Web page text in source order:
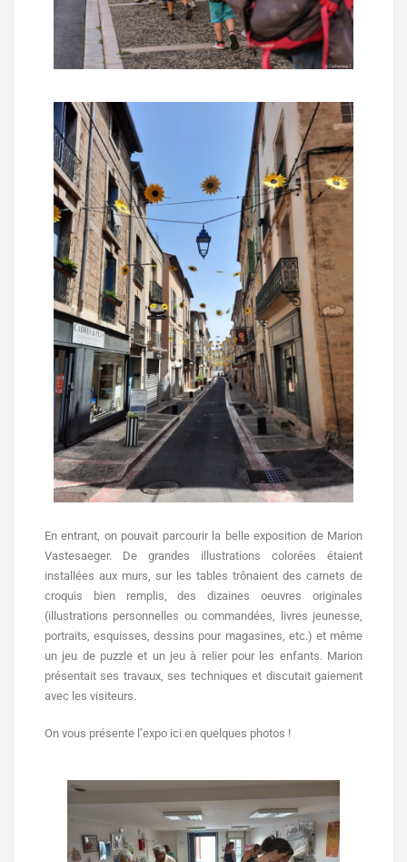
En entrant, on pouvait parcourir la belle exposition de Marion
Vastesaeger. De grandes illustrations colorées étaient
installées aux murs, sur les tables trônaient des carnets de
croquis bien remplis, des dizaines oeuvres originales
(illustrations personnelles ou commandées, livres jeunesse,
portraits, esquisses, dessins pour magasines, etc.) et même
un jeu de puzzle et un jeu à relier pour les enfants. Marion
présentait ses travaux, ses techniques et discutait gaiement
avec les visiteurs.
On vous présente l’expo ici en quelques photos !